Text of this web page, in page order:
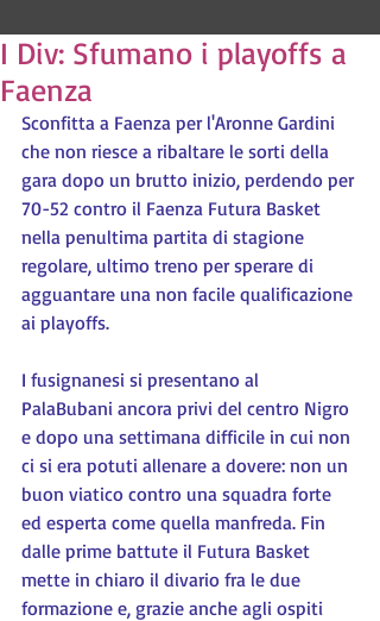
I Div: Sfumano i playoffs a
Faenza
Sconfitta a Faenza per l'Aronne Gardini
che non riesce a ribaltare le sorti della
gara dopo un brutto inizio, perdendo per
70-52 contro il Faenza Futura Basket
nella penultima partita di stagione
regolare, ultimo treno per sperare di
agguantare una non facile qualificazione
ai playoffs.
I fusignanesi si presentano al
PalaBubani ancora privi del centro Nigro
e dopo una settimana difficile in cui non
ci si era potuti allenare a dovere: non un
buon viatico contro una squadra forte
ed esperta come quella manfreda. Fin
dalle prime battute il Futura Basket
mette in chiaro il divario fra le due
formazione e, grazie anche agli ospiti